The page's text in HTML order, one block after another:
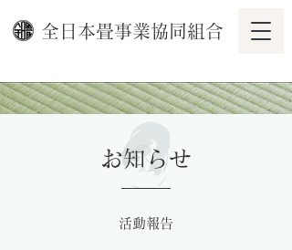
全日本畳事業協同組合
お知らせ
活動報告